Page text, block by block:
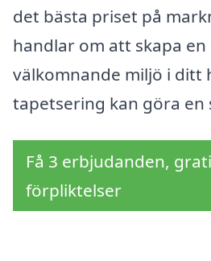
det bästa priset på
handlar om att skapa
välkomnande miljö i ditt
tapetsering kan göra en
Få 3 erbjudanden,
förpliktelser